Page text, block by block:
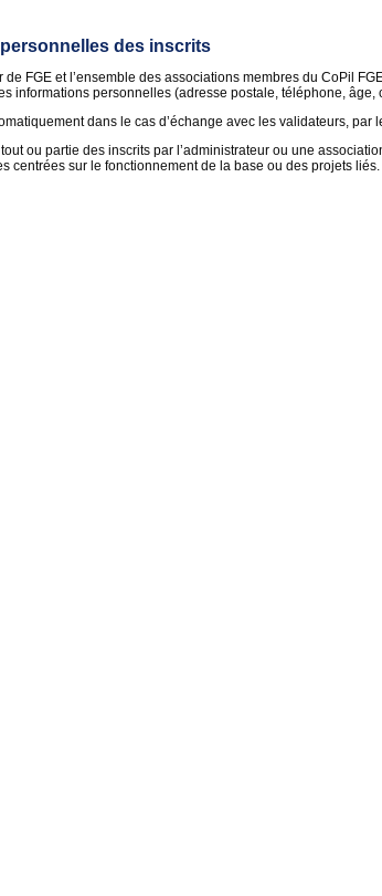
des inscrits
FGE et l’ensemble des associations membres du CoPil
informations personnelles (adresse postale, téléphone, âge,
dans le cas d’échange avec les validateurs, par
ou partie des inscrits par l’administrateur ou une
centrées sur le fonctionnement de la base ou des projets liés.